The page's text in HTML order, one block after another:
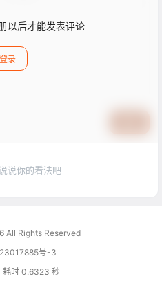
以后才能发表评论
登录
说你的看法吧
All Rights Reserved
号-3
耗时 0.6323 秒